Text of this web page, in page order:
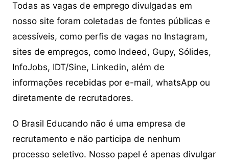
Todas as vagas de emprego divulgadas em
nosso site foram coletadas de fontes públicas e
acessíveis, como perfis de vagas no Instagram,
sites de empregos, como Indeed, Gupy, Sólides,
InfoJobs, IDT/Sine, Linkedin, além de
informações recebidas por e-mail, whatsApp ou
diretamente de recrutadores.
O Brasil Educando não é uma empresa de
recrutamento e não participa de nenhum
processo seletivo. Nosso papel é apenas divulgar